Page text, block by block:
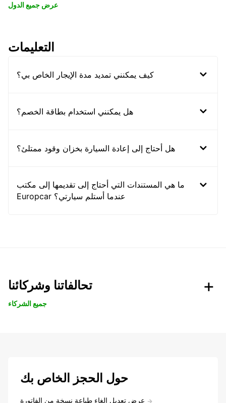
عرض جميع الدول
التعليمات
كيف يمكنني تمديد مدة الإيجار الخاص بي؟
هل يمكنني استخدام بطاقة الخصم؟
هل أحتاج إلى إعادة السيارة بخزان وقود ممتلئ؟
ما هي المستندات التي أحتاج إلى تقديمها إلى مكتب
Europcar عندما أستلم سيارتي؟
تحالفاتنا وشركائنا
جميع الشركاء
حول الحجز الخاص بك
عرض تعديل إلغاء طباعة نسخة من الفاتورة